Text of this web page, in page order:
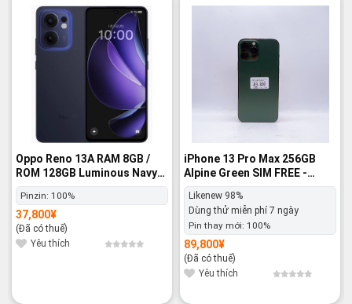
Oppo Reno 13A RAM 8GB /
ROM 128GB Luminous Navy
SIM FREE - Nguyên hộp
Pinzin: 100%
37,800¥
(Đã có thuế)
Yêu thích
iPhone 13 Pro Max 256GB
Alpine Green SIM FREE -
Likenew 98%
Likenew 98%
Dùng thử miễn phí 7 ngày
Pin thay mới: 100%
89,800¥
(Đã có thuế)
Yêu thích